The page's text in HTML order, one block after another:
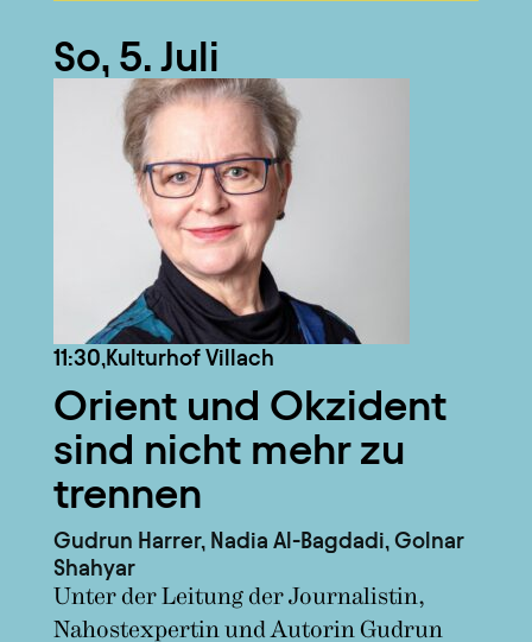
11:30,Kulturhof Villach
Orient und Okzident
sind nicht mehr zu
trennen
Gudrun Harrer, Nadia Al-Bagdadi, Golnar
Shahyar
So, 5. Juli
Unter der Leitung der Journalistin,
Nahostexpertin und Autorin Gudrun